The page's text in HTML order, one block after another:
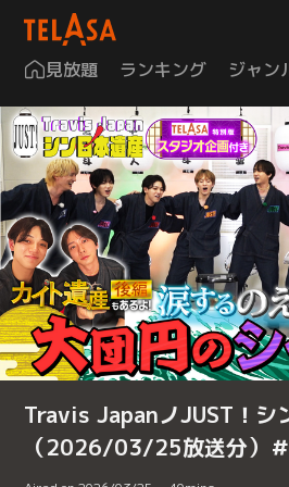
見放題 ランキング ジャン
Travis JapanノJUST！シ
（2026/03/25放送分）